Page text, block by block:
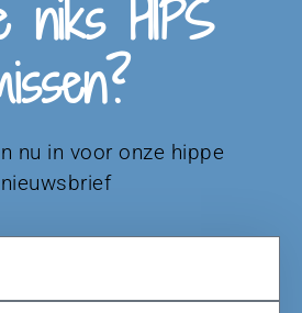
niks HIPS
nu in voor onze hippe
nieuwsbrief